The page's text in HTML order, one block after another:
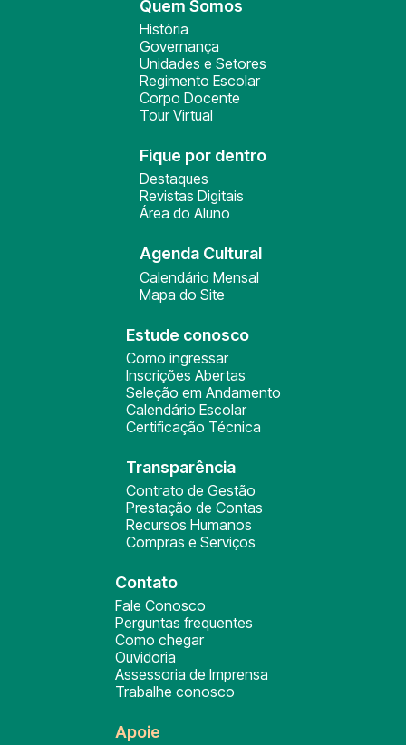
Quem Somos
História
Governança
Unidades e Setores
Regimento Escolar
Corpo Docente
Tour Virtual
Fique por dentro
Destaques
Revistas Digitais
Área do Aluno
Agenda Cultural
Calendário Mensal
Mapa do Site
Estude conosco
Como ingressar
Inscrições Abertas
Seleção em Andamento
Calendário Escolar
Certificação Técnica
Transparência
Contrato de Gestão
Prestação de Contas
Recursos Humanos
Compras e Serviços
Contato
Fale Conosco
Perguntas frequentes
Como chegar
Ouvidoria
Assessoria de Imprensa
Trabalhe conosco
Apoie